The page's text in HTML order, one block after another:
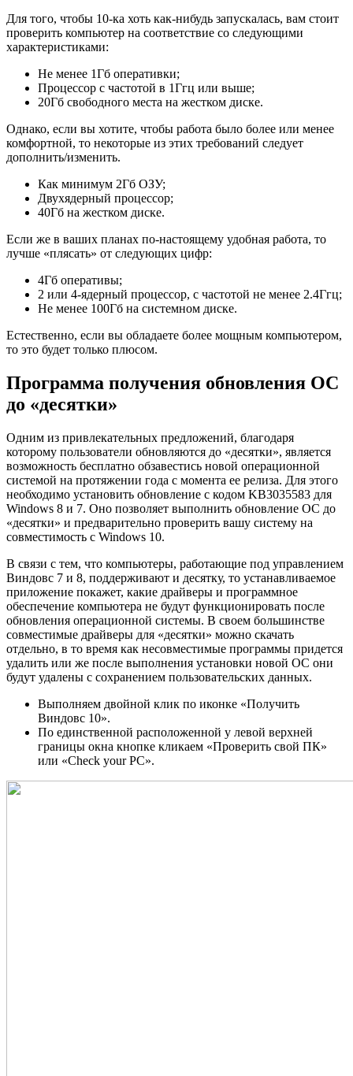
Для того, чтобы 10-ка хоть как-нибудь запускалась, вам стоит
проверить компьютер на соответствие со следующими
характеристиками:
Не менее 1Гб оперативки;
Процессор с частотой в 1Ггц или выше;
20Гб свободного места на жестком диске.
Однако, если вы хотите, чтобы работа было более или менее
комфортной, то некоторые из этих требований следует
дополнить/изменить.
Как минимум 2Гб ОЗУ;
Двухядерный процессор;
40Гб на жестком диске.
Если же в ваших планах по-настоящему удобная работа, то
лучше «плясать» от следующих цифр:
4Гб оперативы;
2 или 4-ядерный процессор, с частотой не менее 2.4Ггц;
Не менее 100Гб на системном диске.
Естественно, если вы обладаете более мощным компьютером,
то это будет только плюсом.
Программа получения обновления ОС
до «десятки»
Одним из привлекательных предложений, благодаря
которому пользователи обновляются до «десятки», является
возможность бесплатно обзавестись новой операционной
системой на протяжении года с момента ее релиза. Для этого
необходимо установить обновление с кодом KB3035583 для
Windows 8 и 7. Оно позволяет выполнить обновление ОС до
«десятки» и предварительно проверить вашу систему на
совместимость с Windows 10.
В связи с тем, что компьютеры, работающие под управлением
Виндовс 7 и 8, поддерживают и десятку, то устанавливаемое
приложение покажет, какие драйверы и программное
обеспечение компьютера не будут функционировать после
обновления операционной системы. В своем большинстве
совместимые драйверы для «десятки» можно скачать
отдельно, в то время как несовместимые программы придется
удалить или же после выполнения установки новой ОС они
будут удалены с сохранением пользовательских данных.
Выполняем двойной клик по иконке «Получить
Виндовс 10».
По единственной расположенной у левой верхней
границы окна кнопке кликаем «Проверить свой ПК»
или «Check your PC».